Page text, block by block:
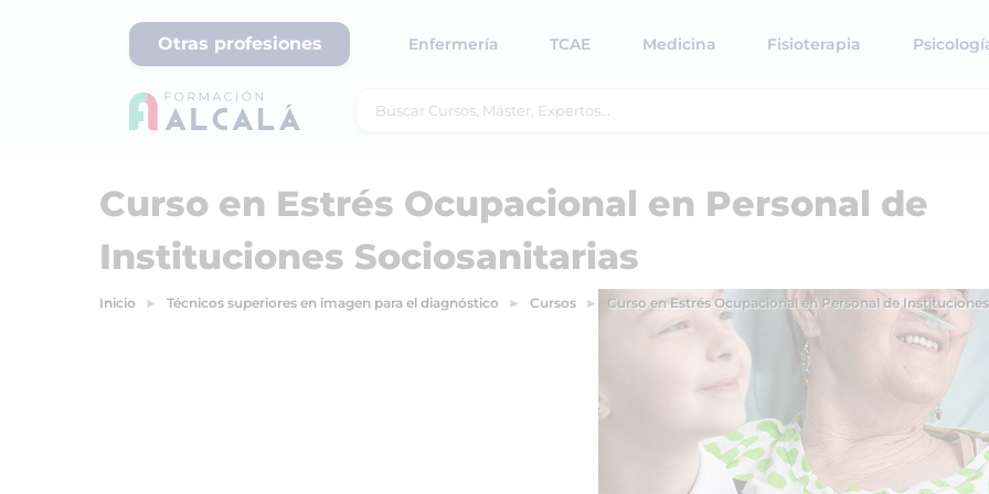
Otras profesiones Enfermería TCAE Medicina Fisioterapia
Curso en Estrés Ocupacional en Personal de
Instituciones Sociosanitarias
Inicio Técnicos superiores en imagen para el diagnóstico Cursos Curso en Estrés Ocupacional en Personal de